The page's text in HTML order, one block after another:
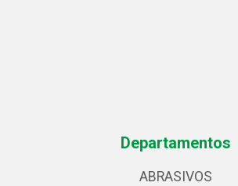
Departamentos
ABRASIVOS